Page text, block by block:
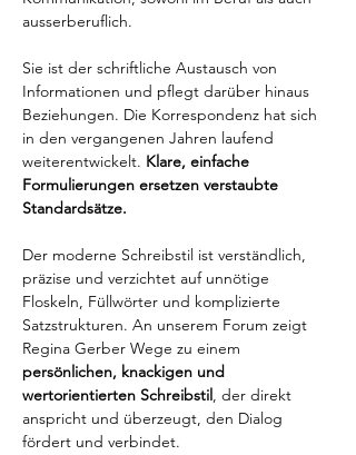
ausserberuflich.
Sie ist der schriftliche Austausch von
Informationen und pflegt darüber hinaus
Beziehungen. Die Korrespondenz hat sich
in den vergangenen Jahren laufend
weiterentwickelt. Klare, einfache
Formulierungen ersetzen verstaubte
Standardsätze.
Der moderne Schreibstil ist verständlich,
präzise und verzichtet auf unnötige
Floskeln, Füllwörter und komplizierte
Satzstrukturen. An unserem Forum zeigt
Regina Gerber Wege zu einem
persönlichen, knackigen und
wertorientierten Schreibstil, der direkt
anspricht und überzeugt, den Dialog
fördert und verbindet.